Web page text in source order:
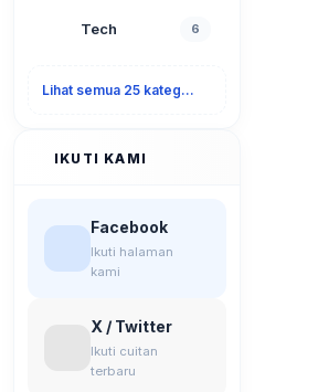
Tech 6
Lihat semua 25 kategori
IKUTI KAMI
Facebook
Ikuti halaman
kami
X / Twitter
Ikuti cuitan
terbaru